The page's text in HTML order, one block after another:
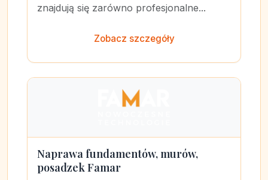
znajdują się zarówno profesjonalne...
Zobacz szczegóły
Naprawa fundamentów, murów,
posadzek Famar